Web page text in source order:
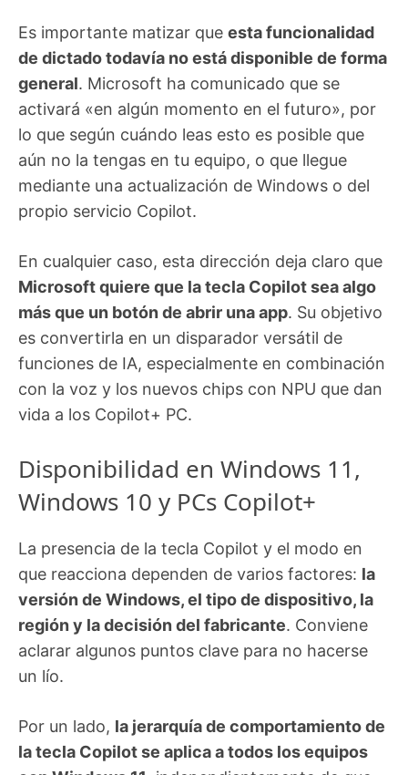
Es importante matizar que esta funcionalidad
de dictado todavía no está disponible de forma
general. Microsoft ha comunicado que se
activará «en algún momento en el futuro», por
lo que según cuándo leas esto es posible que
aún no la tengas en tu equipo, o que llegue
mediante una actualización de Windows o del
propio servicio Copilot.
En cualquier caso, esta dirección deja claro que
Microsoft quiere que la tecla Copilot sea algo
más que un botón de abrir una app. Su objetivo
es convertirla en un disparador versátil de
funciones de IA, especialmente en combinación
con la voz y los nuevos chips con NPU que dan
vida a los Copilot+ PC.
Disponibilidad en Windows 11,
Windows 10 y PCs Copilot+
La presencia de la tecla Copilot y el modo en
que reacciona dependen de varios factores: la
versión de Windows, el tipo de dispositivo, la
región y la decisión del fabricante. Conviene
aclarar algunos puntos clave para no hacerse
un lío.
Por un lado, la jerarquía de comportamiento de
la tecla Copilot se aplica a todos los equipos